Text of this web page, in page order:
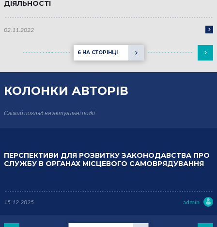
ДІЯЛЬНОСТІ
02.11.2022
6 НА СТОРІНЦІ
КОЛОНКИ АВТОРІВ
Свіжий погляд на актуальні події
ПЕРСПЕКТИВИ ДЛЯ РОЗВИТКУ ЗАКОНОДАВСТВА ПРО
СЛУЖБУ В ОРГАНАХ МІСЦЕВОГО САМОВРЯДУВАННЯ
15.12.2025 admin